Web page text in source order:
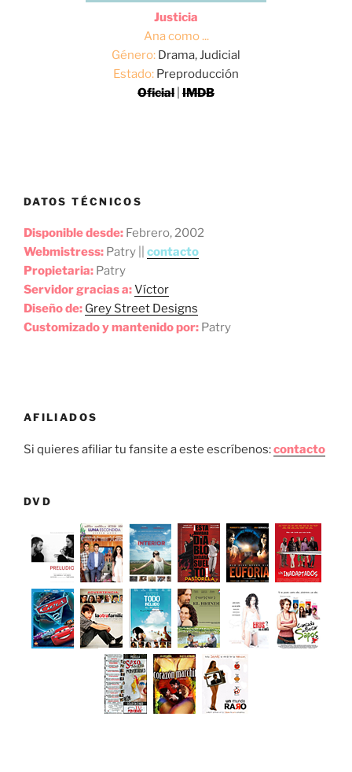
Justicia
Ana como ...
Género: Drama, Judicial
Estado: Preproducción
Oficial IMDB
DATOS TÉCNICOS
Disponible desde: Febrero, 2002
Webmistress: Patry || contacto
Propietaria: Patry
Servidor gracias a:Víctor
Diseño de: Grey Street Designs
Customizado y mantenido por: Patry
AFILIADOS
Si quieres afiliar tu fansite a este escríbenos:contacto
DVD